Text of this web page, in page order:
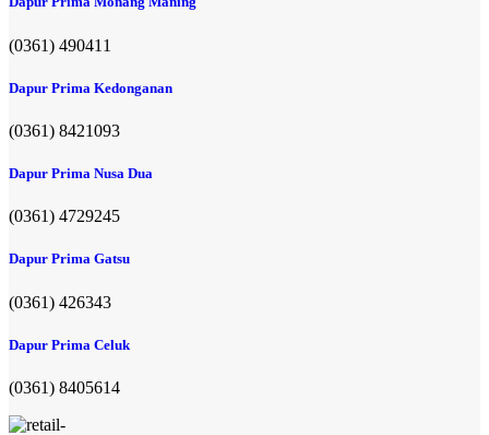
(0361) 490411​
Dapur Prima Kedonganan
(0361) 8421093
Dapur Prima Nusa Dua
(0361) 4729245
Dapur Prima Gatsu
(0361) 426343
Dapur Prima Celuk
(0361) 8405614